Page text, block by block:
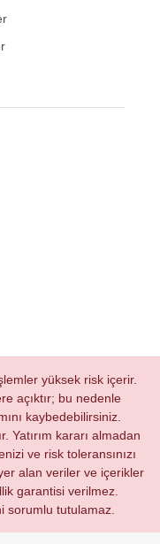
yüksek risk içerir.
açıktır; bu nedenle
kaybedebilirsiniz.
Yatırım kararı almadan
ve risk toleransınızı
alan veriler ve içerikler
garantisi verilmez.
sorumlu tutulamaz.